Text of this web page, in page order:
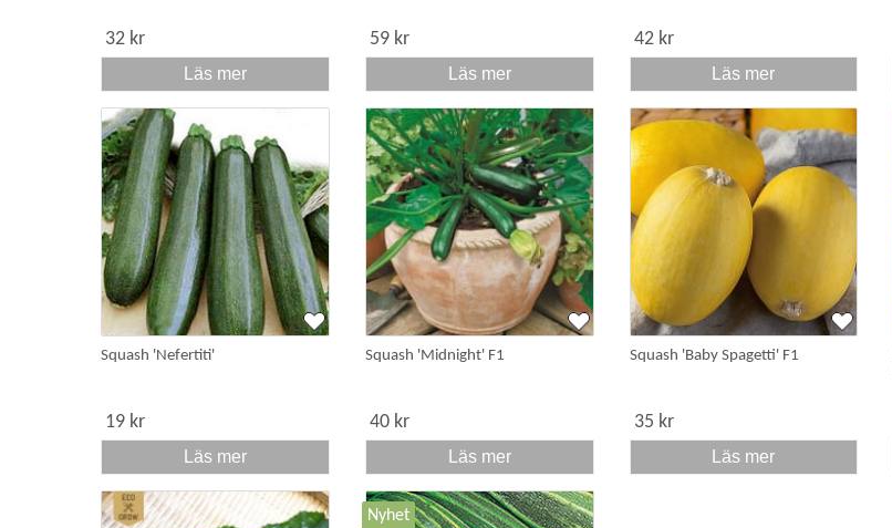
32 kr
Läs mer
59 kr
Läs mer
42 kr
Läs mer
Squash 'Nefertiti'
19 kr
Läs mer
Squash 'Midnight' F1
40 kr
Läs mer
Squash 'Baby Spagetti' F1
35 kr
Läs mer
Nyhet